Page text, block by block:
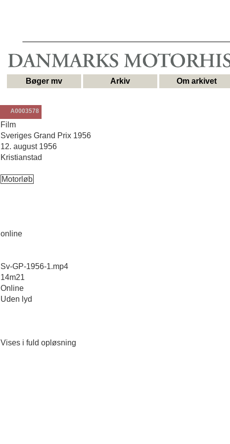
Bøger mv Arkiv Om arkivet
A0003578
Film
Sveriges Grand Prix 1956
12. august 1956
Kristianstad
Motorløb
online
Sv-GP-1956-1.mp4
14m21
Online
Uden lyd
Vises i fuld opløsning